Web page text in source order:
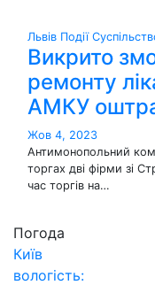
Львів Події
Викрито
ремонту
АМКУ
Жов 4, 2023
Антимонопольний
торгах дві фірми зі
час торгів на…
Погода
Київ
вологість: